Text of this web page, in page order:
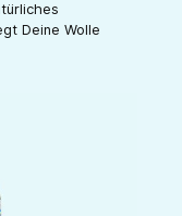
Deine Wolle